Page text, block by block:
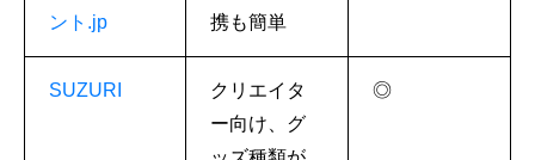
ント.jp
携も簡単
SUZURI
クリエイタ
ー向け、グ
◎